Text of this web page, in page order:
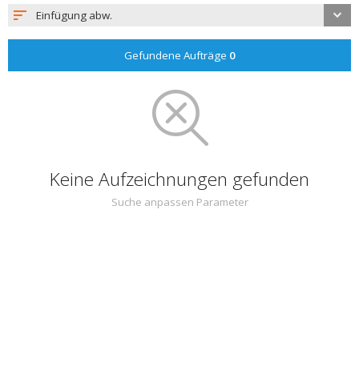
Einfügung abw.
Gefundene Aufträge 0
Keine Aufzeichnungen gefunden
Suche anpassen Parameter